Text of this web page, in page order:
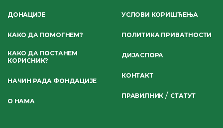
ДОНАЦИЈЕ
КАКО ДА ПОМОГНЕМ?
КАКО ДА ПОСТАНЕМ
КОРИСНИК?
НАЧИН РАДА ФОНДАЦИЈЕ
О НАМА
УСЛОВИ КОРИШЋЕЊА
ПОЛИТИКА ПРИВАТНОСТИ
ДИЈАСПОРА
КОНТАКТ
ПРАВИЛНИК / СТАТУТ